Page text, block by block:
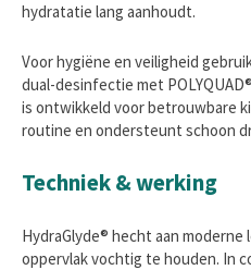
hydratatie lang aanhoudt.
Voor hygiëne en veiligheid
dual-desinfectie met
is ontwikkeld voor betrouwbare
routine en ondersteunt schoon
Techniek & werking
HydraGlyde® hecht aan
oppervlak vochtig te houden. In